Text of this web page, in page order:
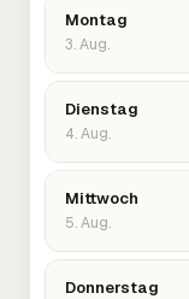
Montag
3. Aug.
Dienstag
4. Aug.
Mittwoch
5. Aug.
Donnerstag